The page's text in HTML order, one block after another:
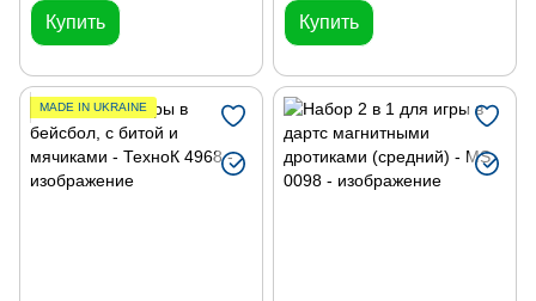
Купить Купить
MADE IN UKRAINE